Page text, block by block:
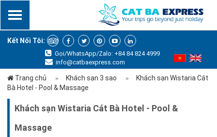
x
Kết Nối Tôi:
Gọi/WhatsApp/Zalo: +84 84 824 4999
info@catbaexpress.com
Trang chủ Khách sạn 3 sao
Khách sạn Wistaria Cát
Bà Hotel - Pool & Massage
Khách sạn Wistaria Cát Bà Hotel - Pool &
Massage